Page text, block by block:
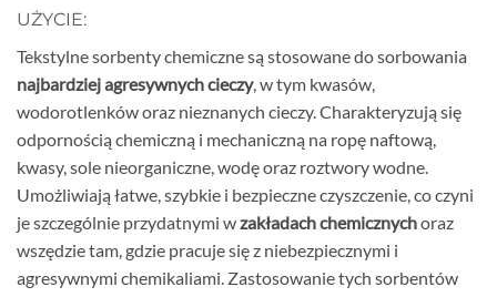
UŻYCIE:
Tekstylne sorbenty chemiczne są stosowane do sorbowania
najbardziej agresywnych cieczy, w tym kwasów,
wodorotlenków oraz nieznanych cieczy. Charakteryzują się
odpornością chemiczną i mechaniczną na ropę naftową,
kwasy, sole nieorganiczne, wodę oraz roztwory wodne.
Umożliwiają łatwe, szybkie i bezpieczne czyszczenie, co czyni
je szczególnie przydatnymi wzakładach chemicznychoraz
wszędzie tam, gdzie pracuje się z niebezpiecznymi i
agresywnymi chemikaliami. Zastosowanie tych sorbentów